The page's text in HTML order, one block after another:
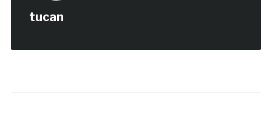
tucan